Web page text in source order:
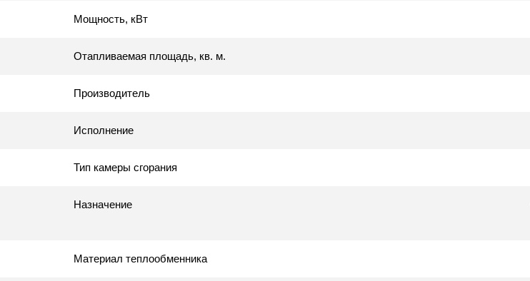
Мощность, кВт
Отапливаемая площадь, кв. м.
Производитель
Исполнение
Тип камеры сгорания
Назначение
Материал теплообменника